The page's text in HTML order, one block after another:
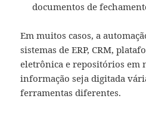
documentos de
Em muitos casos, a
sistemas de ERP, CRM,
eletrônica e repositórios em
informação seja digitada
ferramentas diferentes.